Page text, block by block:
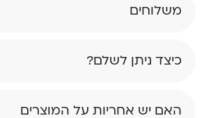
משלוחים
כיצד ניתן לשלם?
האם יש אחריות על המוצרים